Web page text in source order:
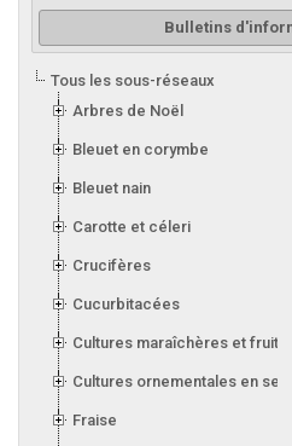
Bulletins
Tous les sous-réseaux
Arbres de Noël
Bleuet en corymbe
Bleuet nain
Carotte et céleri
Crucifères
Cucurbitacées
Cultures maraîchères et
Cultures ornementales en serre
Fraise